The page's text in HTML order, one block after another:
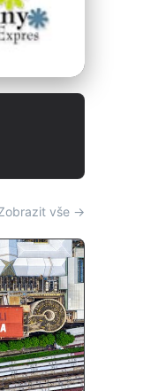
vše →